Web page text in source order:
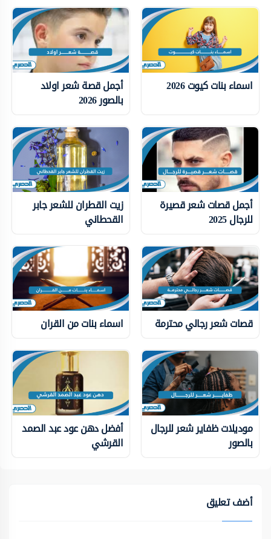
اسماء بنات كيوت 2026 أجمل قصة شعر اولاد
بالصور 2026
أجمل قصات شعر قصيرة
للرجال 2025
زيت القطران للشعر جابر
القحطاني
قصات شعر رجالي محترمة اسماء بنات من القران
موديلات ظفاير شعر للرجال
بالصور
أفضل دهن عود عبد الصمد
القرشي
أضف تعليق